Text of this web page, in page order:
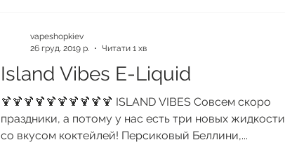
Island Vibes E-Liquid
🍹🍹🍹🍹🍹🍹🍹🍹🍹🍹 ISLAND VIBES Совсем скоро
праздники, а потому у нас есть три новых жидкости
со вкусом коктейлей! Персиковый Беллини,...
vapeshopkiev
26 груд. 2019 р.
Читати 1 хв